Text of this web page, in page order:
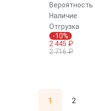
Вероятность
Наличие
Отгрузка
-10%
2 445 ₽
2 716 ₽
1 2